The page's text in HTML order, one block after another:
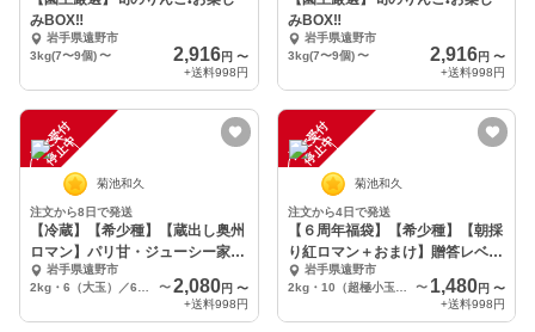
みBOX‼️
岩手県遠野市
3kg(7〜9個)〜 2,916円 〜
+送料998円
みBOX‼️
岩手県遠野市
3kg(7〜9個) 〜 2,916円 〜
+送料998円
注
文
受
付
停
止
中
菊池和久
注文から8日で発送
【冷蔵】【希少種】【蔵出し奥州
ロマン】パリ甘・ジューシー家庭
用 岩手県遠野市
〜 2,080円 〜
+送料998円
注
文
受
付
停
止
中
菊池和久
注文から4日で発送
【６周年福袋】【希少種】【朝採
り紅ロマン＋おまけ】贈答レベル
家庭用
岩手県遠野市
〜 1,480円 〜
+送料998円